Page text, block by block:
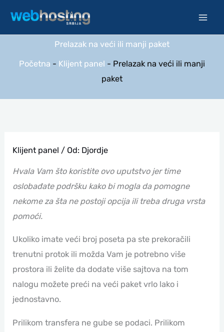
sadržaj
Prelazak na veći ili manji paket
Početna - Klijent panel - Prelazak na veći ili manji
paket
Klijent panel / Od: Djordje
Hvala Vam što koristite ovo uputstvo jer time
oslobađate podršku kako bi mogla da pomogne
nekome za šta ne postoji opcija ili treba druga vrsta
pomoći.
Ukoliko imate veći broj poseta pa ste prekoračili
trenutni protok ili možda Vam je potrebno više
prostora ili želite da dodate više sajtova na tom
nalogu možete preći na veći paket vrlo lako i
jednostavno.
Prilikom transfera ne gube se podaci. Prilikom